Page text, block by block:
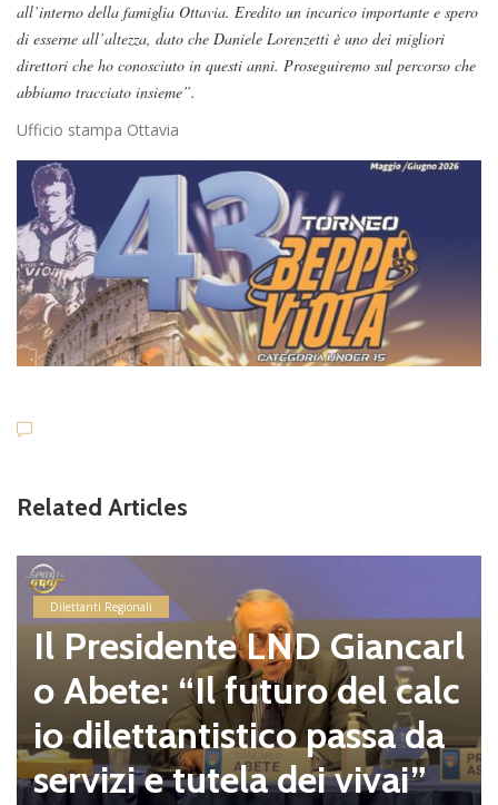
all’interno della famiglia Ottavia. Eredito un incarico importante e spero
di esserne all’altezza, dato che Daniele Lorenzetti è uno dei migliori
direttori che ho conosciuto in questi anni. Proseguiremo sul percorso che
abbiamo tracciato insieme”.
Ufficio stampa Ottavia
Related Articles
Dilettanti Regionali
Il Presidente LND Giancarl
o Abete: “Il futuro del calc
io dilettantistico passa da
servizi e tutela dei vivai”